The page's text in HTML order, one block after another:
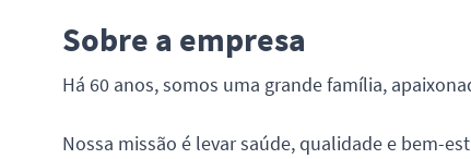
Sobre a empresa
Há 60 anos, somos uma grande família,
Nossa missão é levar saúde, qualidade e bem-